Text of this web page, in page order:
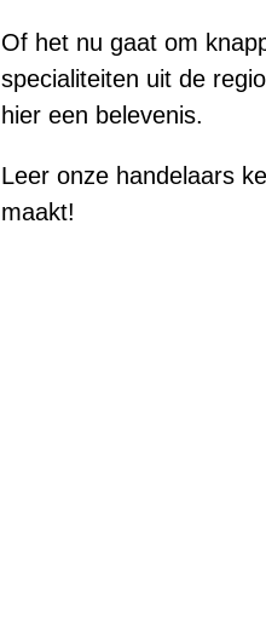
Of het nu gaat om
specialiteiten uit de
hier een belevenis.
Leer onze handelaars
maakt!